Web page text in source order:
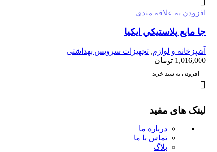
افزودن به علاقه مندی
جا مايع پلاستيكي ايكيا
آشپزخانه و لوازم, تجهیزات سرویس بهداشتی
1,016,000 تومان
افزودن به سبد خرید
لینک های مفید
درباره ما
تماس با ما
بلاگ